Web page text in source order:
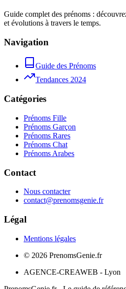
Guide complet des prénoms :
et évolutions à travers le temps.
Navigation
Guide des Prénoms
Tendances 2024
Catégories
Prénoms Fille
Prénoms Garçon
Prénoms Rares
Prénoms Chat
Prénoms Arabes
Contact
Nous contacter
contact@prenomsgenie.fr
Légal
Mentions légales
© 2026 PrenomsGenie.fr
AGENCE-CREAWEB - Lyon